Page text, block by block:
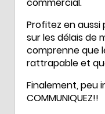
Profitez en
sur les délais de
comprenne que
rattrapable et
Finalement, peu
COMMUNIQUEZ!!